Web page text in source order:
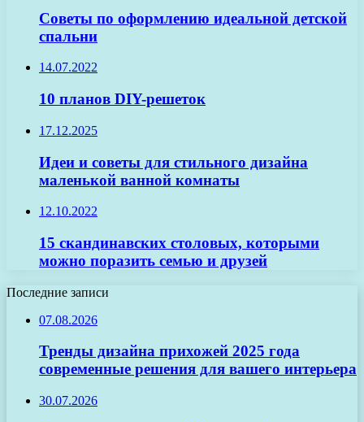
Советы по оформлению идеальной детской
спальни
14.07.2022
10 планов DIY-решеток
17.12.2025
Идеи и советы для стильного дизайна
маленькой ванной комнаты
12.10.2022
15 скандинавских столовых, которыми
можно поразить семью и друзей
Последние записи
07.08.2026
Тренды дизайна прихожей 2025 года
современные решения для вашего интерьера
30.07.2026